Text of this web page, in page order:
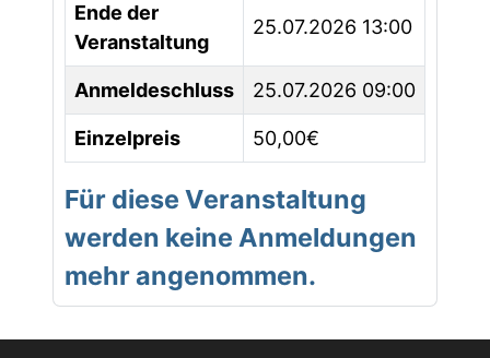
Ende der
Veranstaltung
25.07.2026 13:00
Anmeldeschluss 25.07.2026 09:00
Einzelpreis 50,00€
Für diese Veranstaltung
werden keine Anmeldungen
mehr angenommen.